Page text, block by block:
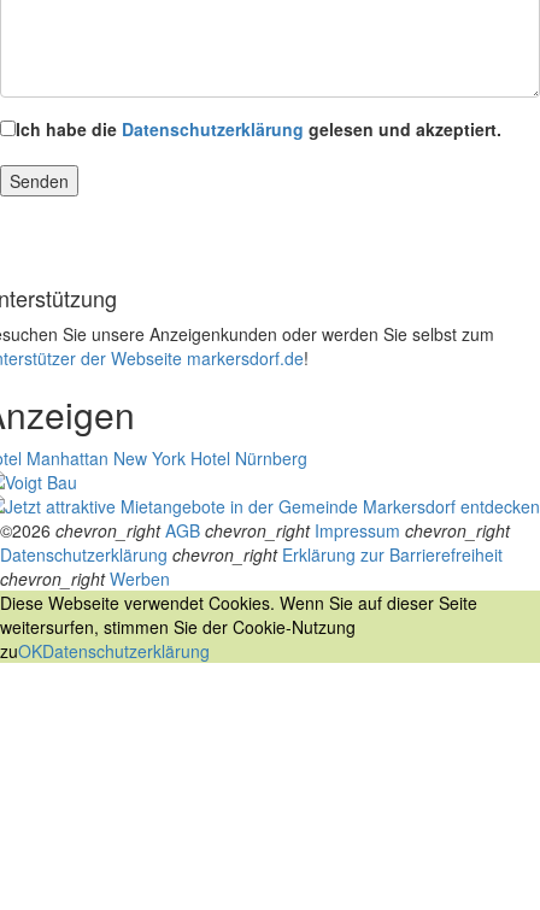
Ich habe die Datenschutzerklärung gelesen und akzeptiert.
Sie unsere Anzeigenkunden oder werden Sie selbst zum
der Webseite markersdorf.de!
Manhattan New York Hotel Nürnberg
©2026 chevron_right AGB chevron_right Impressum chevron_right
Datenschutzerklärung chevron_right Erklärung zur Barrierefreiheit
chevron_right Werben
Diese Webseite verwendet Cookies. Wenn Sie auf dieser Seite
weitersurfen, stimmen Sie der Cookie-Nutzung
zuOKDatenschutzerklärung